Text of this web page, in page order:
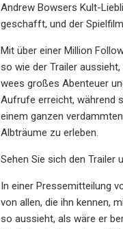
Andrew Bowsers Kult-
geschafft, und der
Mit über einer Million
so wie der Trailer
wees großes Abenteuer
Aufrufe erreicht, während
einem ganzen
Albträume zu erleben.
Sehen Sie sich den Trailer
In einer Pressemitteilung
von allen, die ihn kennen,
so aussieht, als wäre er